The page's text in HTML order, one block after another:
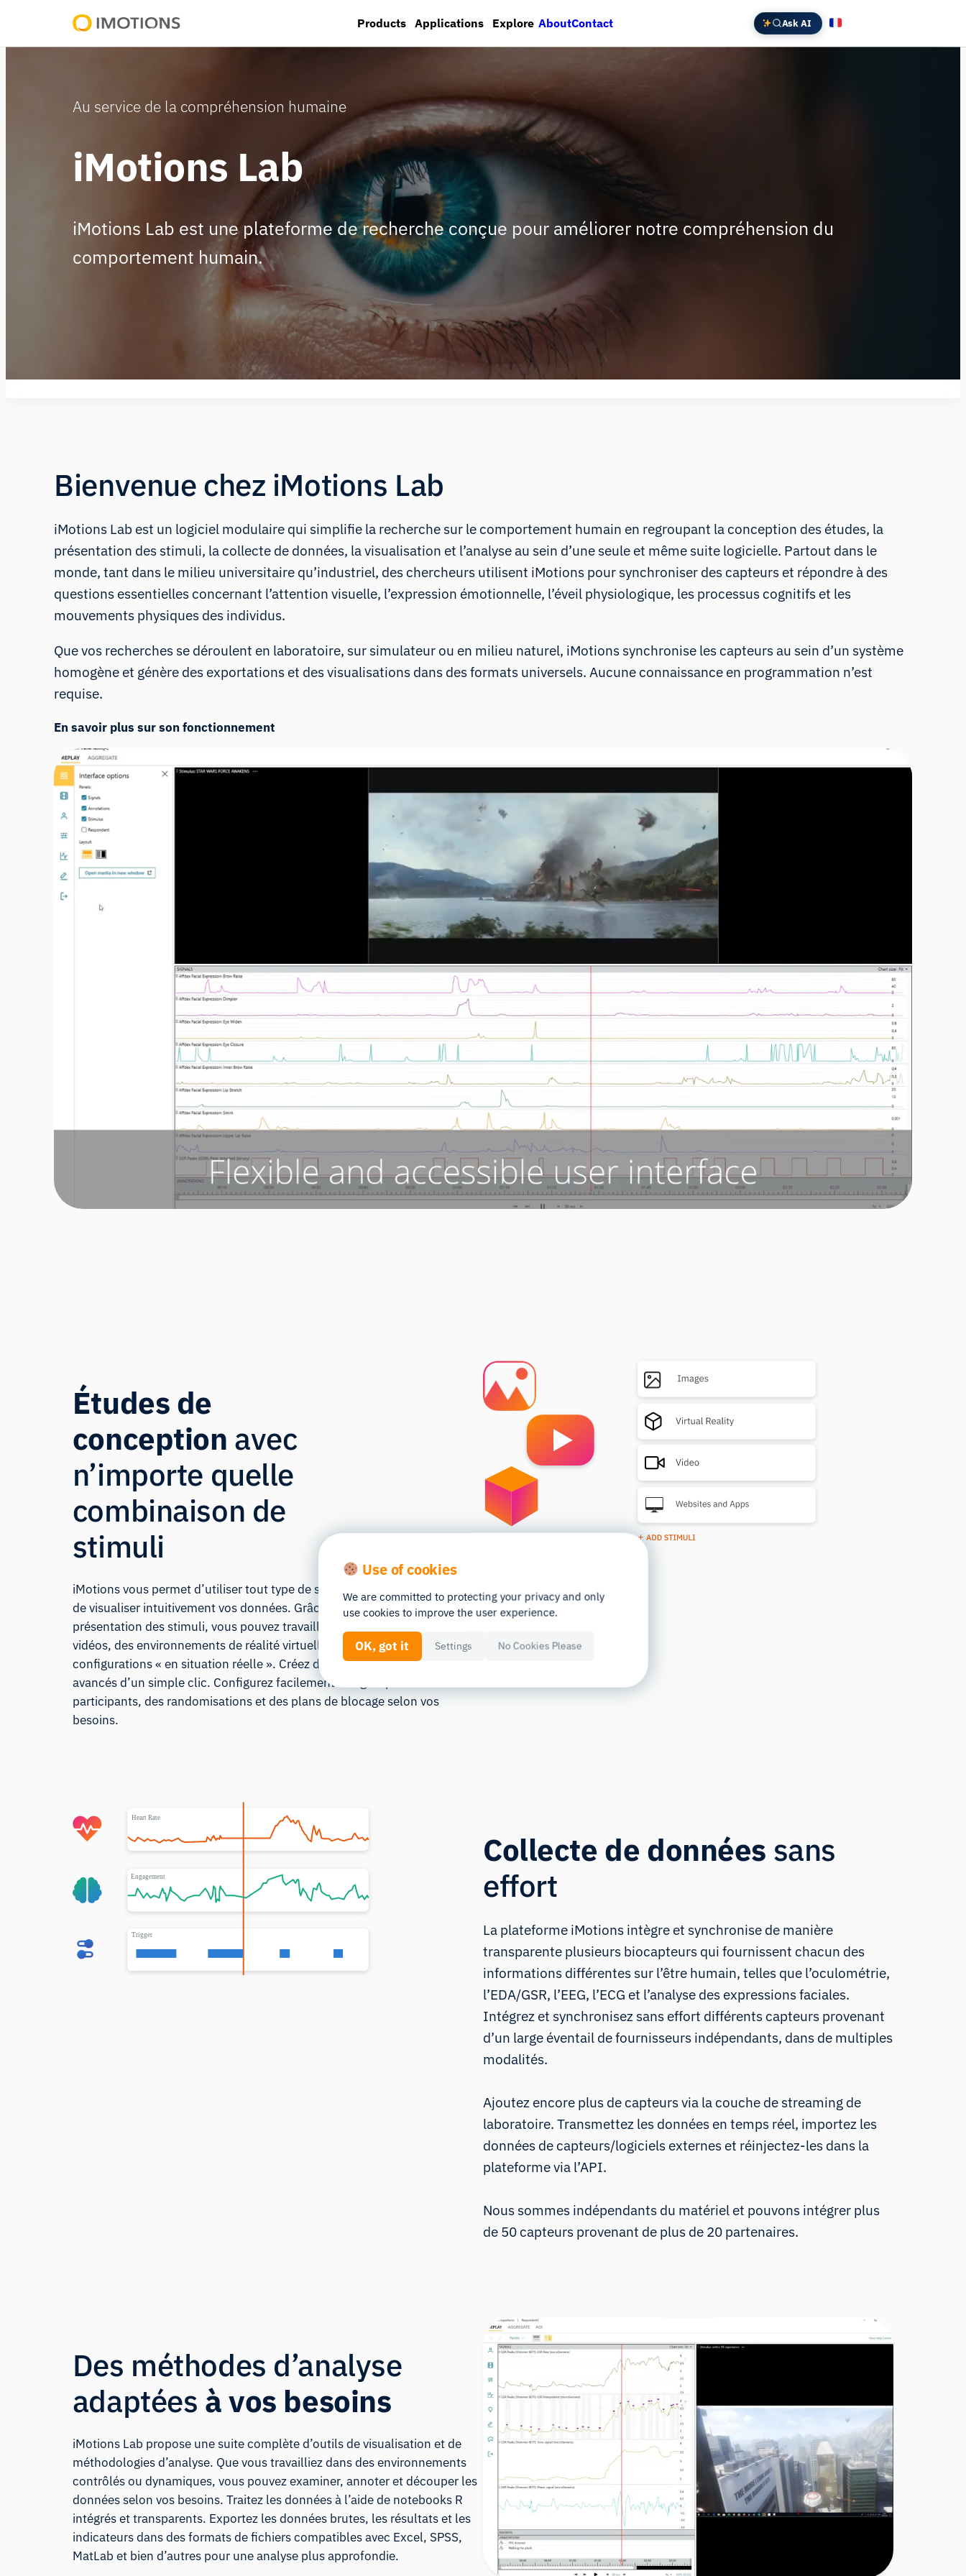
contenu
Products Applications Explore AboutContact Ask AI
Au service de la compréhension humaine
iMotions Lab
iMotions Lab est une plateforme de recherche conçue pour améliorer notre compréhension du
comportement humain.
Bienvenue chez iMotions Lab
iMotions Lab est un logiciel modulaire qui simplifie la recherche sur le comportement humain en regroupant la conception des études, la
présentation des stimuli, la collecte de données, la visualisation et l’analyse au sein d’une seule et même suite logicielle. Partout dans le
monde, tant dans le milieu universitaire qu’industriel, des chercheurs utilisent iMotions pour synchroniser des capteurs et répondre à des
questions essentielles concernant l’attention visuelle, l’expression émotionnelle, l’éveil physiologique, les processus cognitifs et les
mouvements physiques des individus.
Que vos recherches se déroulent en laboratoire, sur simulateur ou en milieu naturel, iMotions synchronise les capteurs au sein d’un système
homogène et génère des exportations et des visualisations dans des formats universels. Aucune connaissance en programmation n’est
requise.
En savoir plus sur son fonctionnement
Études de
conception avec
n’importe quelle
combinaison de
stimuli
iMotions vous permet d’utiliser tout type de stimulus pour votre étude et
de visualiser intuitivement vos données. Grâce à son système intégré de
présentation des stimuli, vous pouvez travailler avec des images, des
vidéos, des environnements de réalité virtuelle, du contenu web ou des
configurations « en situation réelle ». Créez des protocoles d’étude
avancés d’un simple clic. Configurez facilement des groupes de
participants, des randomisations et des plans de blocage selon vos
besoins.
Collecte de données sans
effort
La plateforme iMotions intègre et synchronise de manière
transparente plusieurs biocapteurs qui fournissent chacun des
informations différentes sur l’être humain, telles que l’oculométrie,
l’EDA/GSR, l’EEG, l’ECG et l’analyse des expressions faciales.
Intégrez et synchronisez sans effort différents capteurs provenant
d’un large éventail de fournisseurs indépendants, dans de multiples
modalités.
Ajoutez encore plus de capteurs via la couche de streaming de
laboratoire. Transmettez les données en temps réel, importez les
données de capteurs/logiciels externes et réinjectez-les dans la
plateformevia l’API.
Nous sommes indépendants du matériel et pouvons intégrer plus
de 50 capteurs provenant de plus de 20 partenaires.
Des méthodes d’analyse
adaptées à vos besoins
iMotions Lab propose une suite complète d’outils de visualisation et de
méthodologies d’analyse. Que vous travailliez dans des environnements
contrôlés ou dynamiques, vous pouvez examiner, annoter et découper les
données selon vos besoins. Traitez les données à l’aide de notebooks R
intégrés et transparents. Exportez les données brutes, les résultats et les
indicateurs dans des formats de fichiers compatibles avec Excel, SPSS,
MatLab et bien d’autres pour une analyse plus approfondie.
Use of cookies
We are committed to protecting your privacy and only
use cookies to improve the user experience.
OK, got it Settings No Cookies Please